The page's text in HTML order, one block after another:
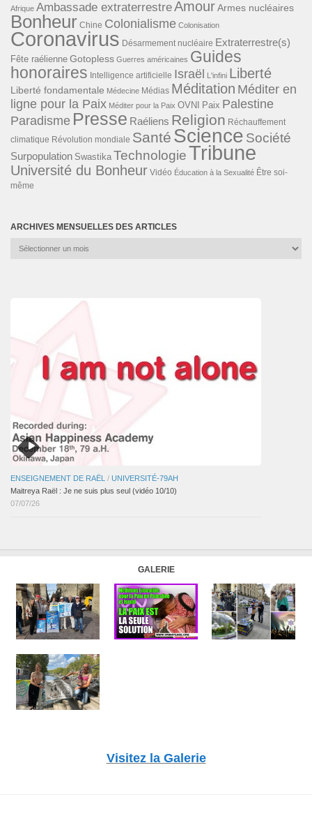
Afrique Ambassade extraterrestreAmourArmes nucléaires
Bonheur Chine Colonialisme Colonisation
Coronavirus Désarmement nucléaire Extraterrestre(s)
Fête raélienne Gotopless Guerres américaines Guides
honoraires Intelligence artificielle Israël L'infini Liberté
Liberté fondamentale Médecine Médias Méditation Méditer en
ligne pour la Paix Méditer pour la Paix OVNI Paix Palestine
Paradisme Presse Raéliens Religion Réchauffement
climatique Révolution mondiale Santé Science Société
Surpopulation Swastika TechnologieTribune
Université du Bonheur Vidéo Éducation à la Sexualité Être soi-
même
ARCHIVES MENSUELLES DES ARTICLES
Archives
ENSEIGNEMENT DE RAËL / UNIVERSITÉ-79AH
Maitreya Raël : Je ne suis plus seul (vidéo 10/10)
07/07/26
GALERIE
Visitez la Galerie